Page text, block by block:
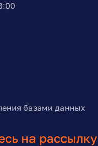
базами данных
на рассылку